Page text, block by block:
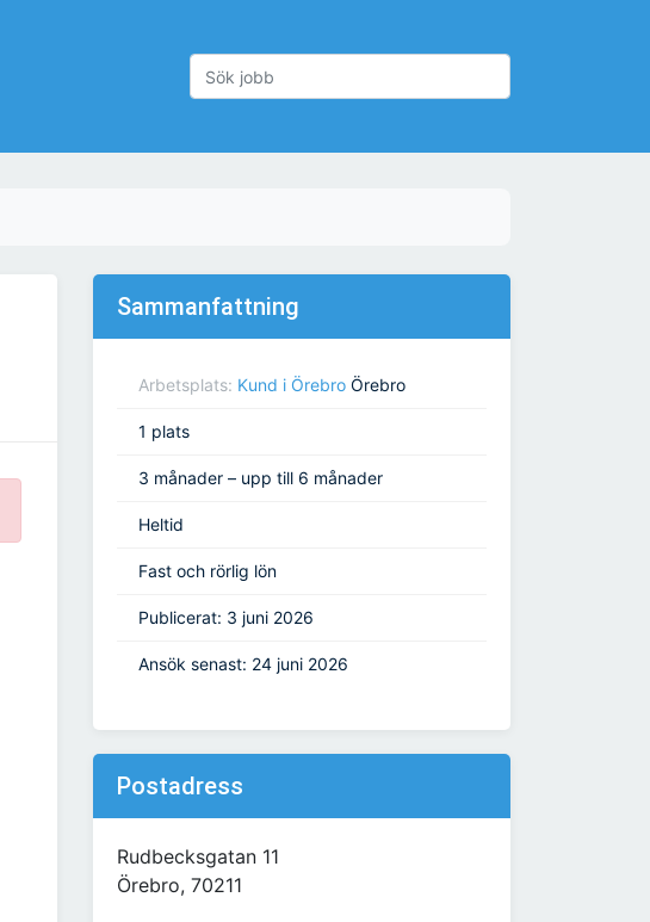
Sammanfattning
Arbetsplats: Kund i Örebro Örebro
1 plats
3 månader – upp till 6 månader
Heltid
Fast och rörlig lön
Publicerat: 3 juni 2026
Ansök senast: 24 juni 2026
Postadress
Rudbecksgatan 11
Örebro, 70211